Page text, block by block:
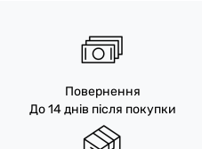
Повернення
До 14 днів після покупки